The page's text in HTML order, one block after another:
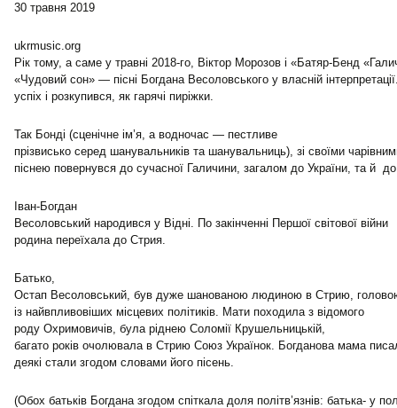
30 травня 2019
ukrmusic.org
Рік тому, а саме у травні 2018-го, Віктор Морозов і «Батяр-Бенд
«Чудовий сон» — пісні Богдана Весоловського у власній
успіх і розкупився, як гарячі пиріжки.
Так Бонді (сценічне ім’я, а водночас — пестливе
прізвисько серед шанувальників та шанувальниць), зі своїми
піснею повернувся до сучасної Галичини, загалом до України, та й
Іван-Богдан
Весоловський народився у Відні. По закінченні Першої світової війни
родина переїхала до Стрия.
Батько,
Остап Весоловський, був дуже шанованою людиною в Стрию,
із найвпливовіших місцевих політиків. Мати походила з відомого
роду Охримовичів, була ріднею Соломії Крушельницькій,
багато років очолювала в Стрию Союз Українок. Богданова мама
деякі стали згодом словами його пісень.
(Обох батьків Богдана згодом спіткала доля політв’язнів: батька- у